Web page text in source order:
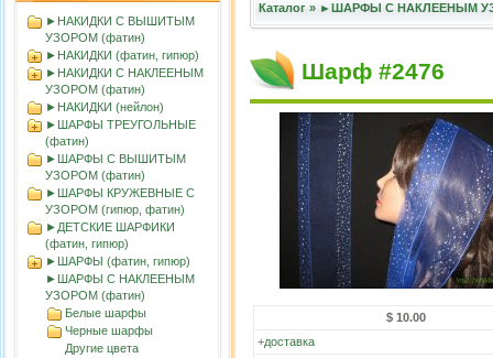
►НАКИДКИ С ВЫШИТЫМ
УЗОРОМ (фатин)
►НАКИДКИ (фатин, гипюр)
►НАКИДКИ С НАКЛЕЕНЫМ
УЗОРОМ (фатин)
►НАКИДКИ (нейлон)
►ШАРФЫ ТРЕУГОЛЬНЫЕ
(фатин)
►ШАРФЫ С ВЫШИТЫМ
УЗОРОМ (фатин)
►ШАРФЫ КРУЖЕВНЫЕ С
УЗОРОМ (гипюр, фатин)
►ДЕТСКИЕ ШАРФИКИ
(фатин, гипюр)
►ШАРФЫ (фатин, гипюр)
►ШАРФЫ С НАКЛЕЕНЫМ
УЗОРОМ (фатин)
Белые шарфы
Черные шарфы
Другие цвета
Каталог » ►ШАРФЫ С НАКЛЕЕНЫМ
Шарф #2476
$ 10.00
+доставка